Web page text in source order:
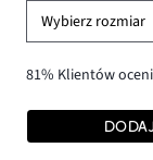
Wybierz rozmiar
81% Klientów